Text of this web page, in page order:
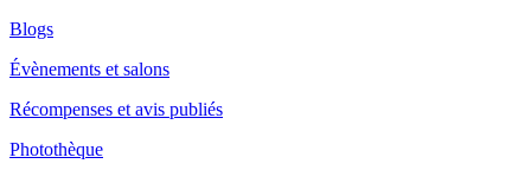
Blogs
Évènements et salons
Récompenses et avis publiés
Photothèque